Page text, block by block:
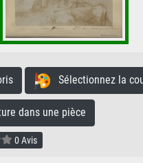
Sélectionnez la
dans une pièce
0 Avis